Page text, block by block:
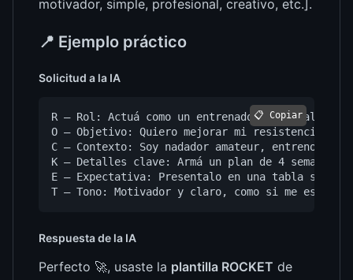
motivador, simple, profesional, creativo, etc.].
📍 Ejemplo práctico
Solicitud a la IA
R – Rol: Actuá como un entrenador personal
O – Objetivo: Quiero mejorar mi resistencia
C – Contexto: Soy nadador amateur, entreno 3
K – Detalles clave: Armá un plan de 4
E – Expectativa: Presentalo en una tabla
📋 Copiar
Respuesta de la IA
Perfecto 🚀, usaste la plantilla ROCKET de